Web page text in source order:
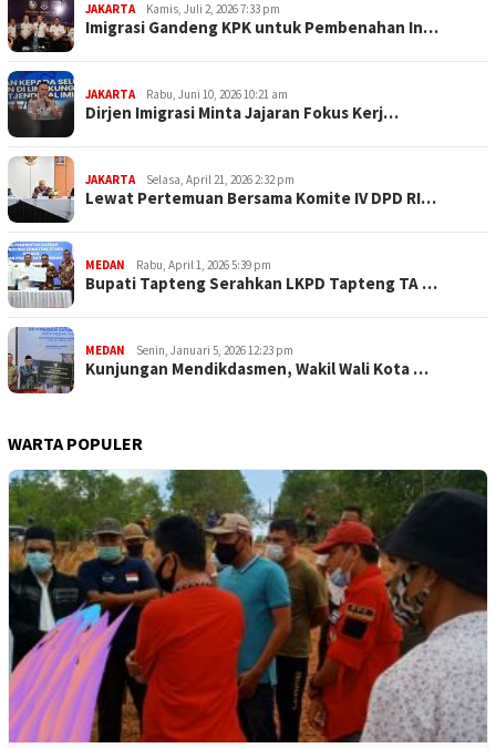
JAKARTA Kamis, Juli 2, 2026 7:33 pm
Imigrasi Gandeng KPK untuk Pembenahan In…
JAKARTA Rabu, Juni 10, 2026 10:21 am
Dirjen Imigrasi Minta Jajaran Fokus Kerj…
JAKARTA Selasa, April 21, 2026 2:32 pm
Lewat Pertemuan Bersama Komite IV DPD RI…
MEDAN Rabu, April 1, 2026 5:39 pm
Bupati Tapteng Serahkan LKPD Tapteng TA …
MEDAN Senin, Januari 5, 2026 12:23 pm
Kunjungan Mendikdasmen, Wakil Wali Kota …
WARTA POPULER